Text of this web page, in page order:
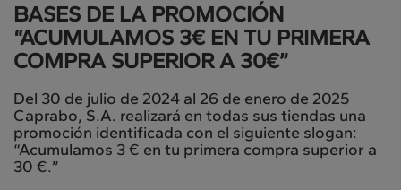
BASES DE LA PROMOCIÓN
“ACUMULAMOS 3€ EN TU PRIMERA
COMPRA SUPERIOR A 30€”
Del 30 de julio de 2024 al 26 de enero de 2025
Caprabo, S.A. realizará en todas sus tiendas una
promoción identificada con el siguiente slogan:
“Acumulamos 3 € en tu primera compra superior a
30 €.”